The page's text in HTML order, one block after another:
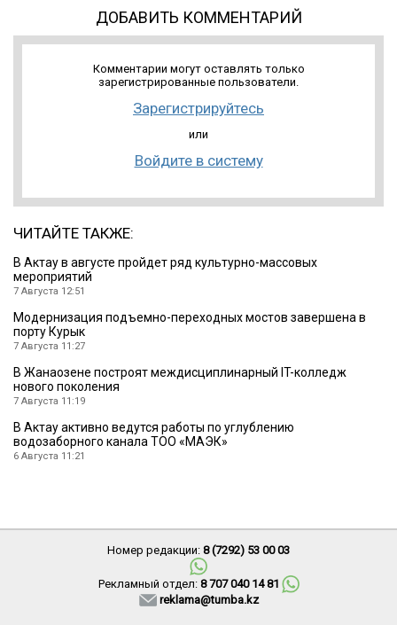
ДОБАВИТЬ КОММЕНТАРИЙ
Комментарии могут оставлять только
зарегистрированные пользователи.
Зарегистрируйтесь
или
Войдите в систему
ЧИТАЙТЕ ТАКЖЕ:
В Актау в августе пройдет ряд культурно-массовых
мероприятий
7 Августа 12:51
Модернизация подъемно-переходных мостов завершена в
порту Курык
7 Августа 11:27
В Жанаозене построят междисциплинарный IT-колледж
нового поколения
7 Августа 11:19
В Актау активно ведутся работы по углублению
водозаборного канала ТОО «МАЭК»
6 Августа 11:21
Номер редакции: 8 (7292) 53 00 03
Рекламный отдел: 8 707 040 14 81
reklama@tumba.kz